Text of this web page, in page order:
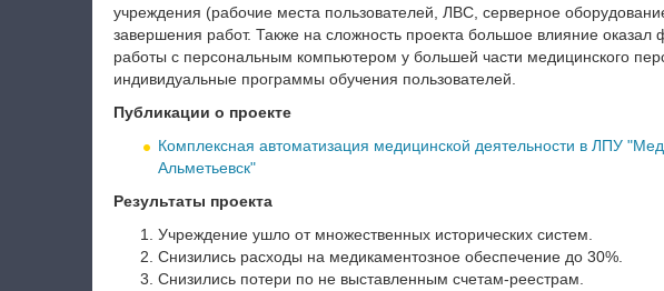
учреждения (рабочие места пользователей, ЛВС, серверное
завершения работ. Также на сложность проекта большое влияние оказал
работы с персональным компьютером у большей части медицинского
индивидуальные программы обучения пользователей.
Публикации о проекте
Комплексная автоматизация медицинской деятельности в ЛПУ
Альметьевск"
Результаты проекта
Учреждение ушло от множественных исторических систем.
Снизились расходы на медикаментозное обеспечение до 30%.
Снизились потери по не выставленным счетам-реестрам.